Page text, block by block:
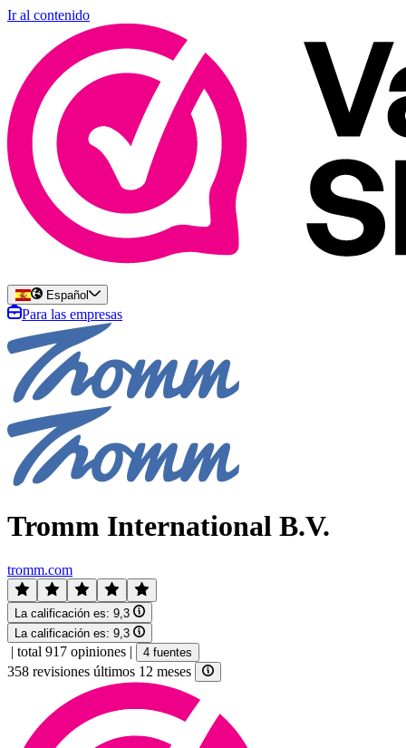
Ir al contenido
Español
Para las empresas
Tromm International B.V.
tromm.com
La calificación es: 9,3
La calificación es: 9,3
| total 917 opiniones | 4 fuentes
358 revisiones últimos 12 meses